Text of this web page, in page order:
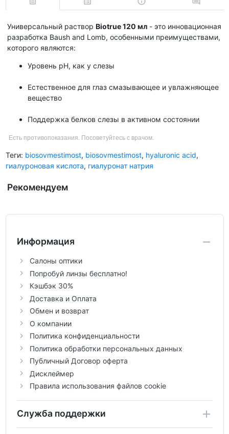
Универсальный раствор Biotrue 120 мл - это инновационная
разработка Baush and Lomb, особенными преимуществами,
которого являются:
Уровень рH, как у слезы
Естественное для глаз смазывающее и увлажняющее
вещество
Поддержка белков слезы в активном состоянии
Есть противопоказания. Посоветуйтесь с врачом.
Теги: biosovmestimost, biosovmestimost, hyaluronic acid,
гиалуроновая кислота, гиалуронат натрия
Рекомендуем
Информация
Салоны оптики
Попробуй линзы бесплатно!
Кэшбэк 30%
Доставка и Оплата
Обмен и возврат
О компании
Политика конфиденциальности
Политика обработки персональных данных
Публичный Договор оферта
Дисклеймер
Правила использования файлов cookie
Служба поддержки